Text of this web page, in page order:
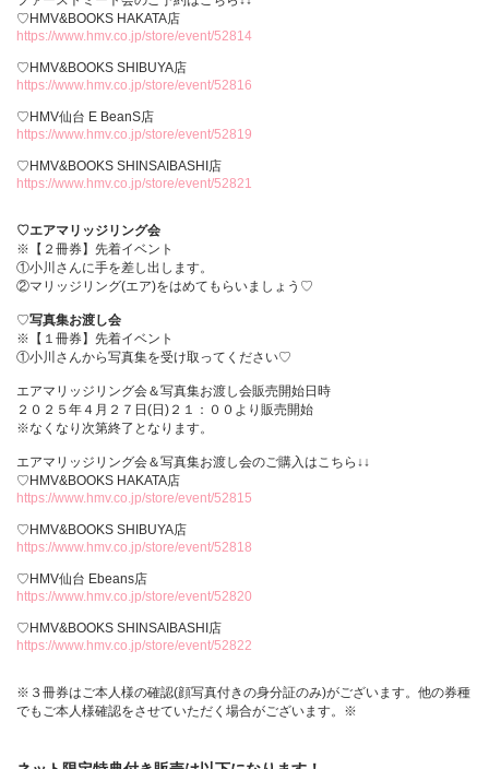
♡HMV&BOOKS HAKATA店
https://www.hmv.co.jp/store/event/52814
♡HMV&BOOKS SHIBUYA店
https://www.hmv.co.jp/store/event/52816
♡HMV仙台 E BeanS店
https://www.hmv.co.jp/store/event/52819
♡HMV&BOOKS SHINSAIBASHI店
https://www.hmv.co.jp/store/event/52821
♡エアマリッジリング会
※【２冊券】先着イベント
①小川さんに手を差し出します。
②マリッジリング(エア)をはめてもらいましょう♡
♡写真集お渡し会
※【１冊券】先着イベント
①小川さんから写真集を受け取ってください♡
エアマリッジリング会＆写真集お渡し会販売開始日時
２０２５年４月２７日(日)２１：００より販売開始
※なくなり次第終了となります。
エアマリッジリング会＆写真集お渡し会のご購入はこちら↓↓
♡HMV&BOOKS HAKATA店
https://www.hmv.co.jp/store/event/52815
♡HMV&BOOKS SHIBUYA店
https://www.hmv.co.jp/store/event/52818
♡HMV仙台 Ebeans店
https://www.hmv.co.jp/store/event/52820
♡HMV&BOOKS SHINSAIBASHI店
https://www.hmv.co.jp/store/event/52822
※３冊券はご本人様の確認(顔写真付きの身分証のみ)がございます。他の券種
でもご本人様確認をさせていただく場合がございます。※